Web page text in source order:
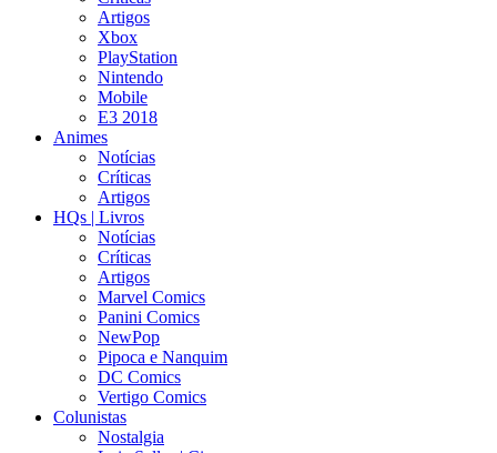
Artigos
Xbox
PlayStation
Nintendo
Mobile
E3 2018
Animes
Notícias
Críticas
Artigos
HQs | Livros
Notícias
Críticas
Artigos
Marvel Comics
Panini Comics
NewPop
Pipoca e Nanquim
DC Comics
Vertigo Comics
Colunistas
Nostalgia